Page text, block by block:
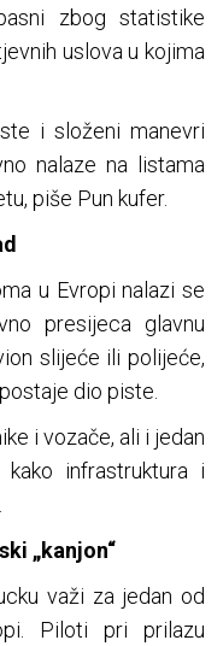
zbog statistike
uslova u kojima
i složeni manevri
nalaze na listama
piše Pun kufer.
u Evropi nalazi se
presijeca glavnu
slijeće ili polijeće,
dio piste.
i vozače, ali i jedan
kako infrastruktura i
„kanjon“
važi za jedan od
Piloti pri prilazu